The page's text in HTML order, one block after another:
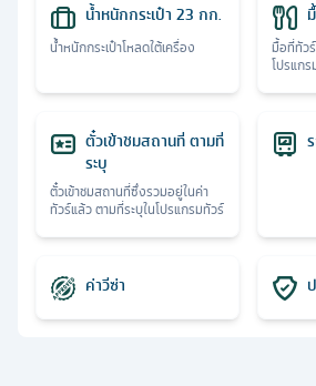
น้ำหนักกระเป๋า 23 กก.
น้ำหนักกระเป๋าโหลดใต้เครื่อง
มื้อที่ทัว
โปรแกร
ตั๋วเข้าชมสถานที่ ตามที่
ระบุ
ตั๋วเข้าชมสถานที่ซึ่งรวมอยู่ในค่า
ทัวร์แล้ว ตามที่ระบุในโปรแกรมทัวร์
ค่าวีซ่า